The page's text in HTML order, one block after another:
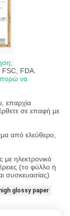
FDA.
να
επαρχία
σε επαφή με
από ελεύθερο,
με ηλεκτρονικό
(το φύλλο ή
συσκευασίας)
high glossy paper